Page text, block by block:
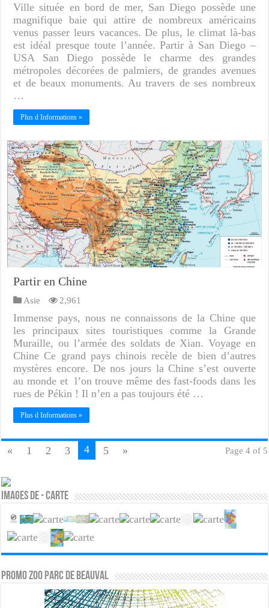
Ville située en bord de mer, San Diego possède une
magnifique baie qui attire de nombreux américains
venus passer leurs vacances. De plus, le climat là-bas
est idéal presque toute l’année. Partir à San Diego –
USA San Diego possède le charme des grandes
métropoles décorées de palmiers, de grandes avenues
et de beaux monuments. Au travers de ses nombreux
…
Plus d Informations »
Partir en Chine
Asie 2,961
Immense pays, nous ne connaissons de la Chine que
les principaux sites touristiques comme la Grande
Muraille, ou l’armée des soldats de Xian. Voyage en
Chine Ce grand pays chinois recèle de bien d’autres
mystères encore. De nos jours la Chine s’est ouverte
au monde et l’on trouve même des fast-foods dans les
rues de Pékin ! Il n’en a pas toujours été …
Plus d Informations »
Page 4 of 5
« 1 2 3 4 5 »
Images de - Carte
PROMO ZOO PARC DE BEAUVAL